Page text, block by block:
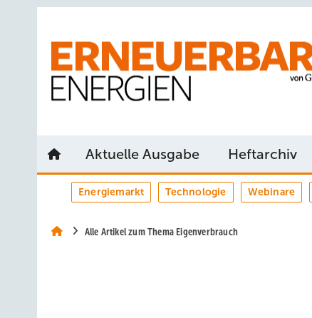
Aktuelle Ausgabe Heftarchiv
Energiemarkt Technologie Webinare
Alle Artikel zum Thema Eigenverbrauch